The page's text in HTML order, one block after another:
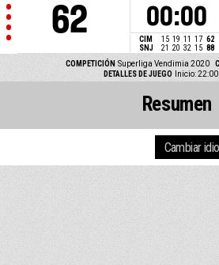
62 00:00
CIM 15 19 11 17 62
SNJ
21 20 32 15 88
COMPETICIÓN Superliga Vendimia 2020
DETALLES DE JUEGO
Inicio:
Resumen